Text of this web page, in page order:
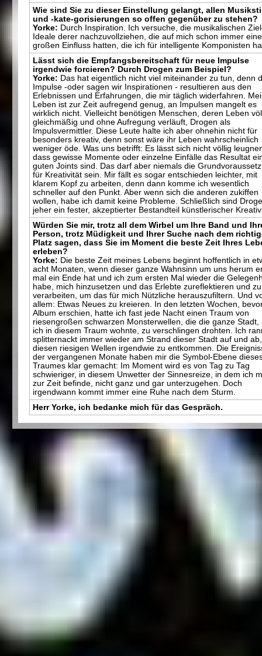
Wie sind Sie zu dieser Einstellung gelangt, allen
und -kate-gorisierungen so offen gegenüber zu stehen?
Yorke: Durch Inspiration. Ich versuche, die musikalischen
Ideale derer nachzuvollziehen, die auf mich schon immer
großen Einfluss hatten, die ich für intelligente Komponisten
Lässt sich die Empfangsbereitschaft für neue Impulse
irgendwie forcieren? Durch Drogen zum Beispiel?
Yorke: Das hat eigentlich nicht viel miteinander zu tun, denn
Impulse -oder sagen wir Inspirationen - resultieren aus den
Erlebnissen und Erfahrungen, die mir täglich widerfahren.
Leben ist zur Zeit aufregend genug, an Impulsen mangelt es
wirklich nicht. Vielleicht benötigen Menschen, deren Leben
gleichmäßig und ohne Aufregung verläuft, Drogen als
Impulsvermittler. Diese Leute halte ich aber ohnehin nicht für
besonders kreativ, denn sonst wäre ihr Leben wahrscheinlich
weniger öde. Was uns betrifft: Es lässt sich nicht völlig
dass gewisse Momente oder einzelne Einfälle das Resultat
guten Joints sind. Das darf aber niemals die
für Kreativität sein. Mir fällt es sogar entschieden leichter, mit
klarem Kopf zu arbeiten, denn dann komme ich wesentlich
schneller auf den Punkt. Aber wenn sich die anderen zukiffen
wollen, habe ich damit keine Probleme. Schließlich sind
jeher ein fester, akzeptierter Bestandteil künstlerischer
Würden Sie mir, trotz all dem Wirbel um Ihre Band und
Person, trotz Müdigkeit und Ihrer Suche nach dem
Platz sagen, dass Sie im Moment die beste Zeit Ihres
erleben?
Yorke: Die beste Zeit meines Lebens beginnt hoffentlich in
acht Monaten, wenn dieser ganze Wahnsinn um uns herum
mal ein Ende hat und ich zum ersten Mal wieder die
habe, mich hinzusetzen und das Erlebte zureflektieren und zu
verarbeiten, um das für mich Nützliche herauszufiltern. Und
allem: Etwas Neues zu kreieren. In den letzten Wochen,
Album erschien, hatte ich fast jede Nacht einen Traum von
riesengroßen schwarzen Monsterwellen, die die ganze Stadt,
ich in diesem Traum wohnte, zu verschlingen drohten. Ich
splitternackt immer wieder am Strand dieser Stadt auf und
diesen riesigen Wellen irgendwie zu entkommen. Die
der vergangenen Monate haben mir die Symbol-Ebene
Traumes klar gemacht: Im Moment wird es von Tag zu Tag
schwieriger, in diesem Unwetter der Sinnesreize, in dem ich
zur Zeit befinde, nicht ganz und gar unterzugehen. Doch
irgendwann kommt immer eine Ruhe nach dem Sturm.
Herr Yorke, ich bedanke mich für das Gespräch.